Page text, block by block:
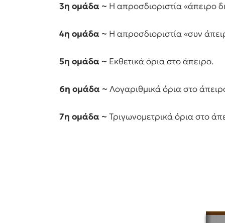
3η ομάδα ~ Η απροσδιοριστία «άπειρο
4η ομάδα ~ Η απροσδιοριστία «συν
5η ομάδα ~ Εκθετικά όρια στο άπειρο.
6η ομάδα ~ Λογαριθμικά όρια στο
7η ομάδα ~ Τριγωνομετρικά όρια στο